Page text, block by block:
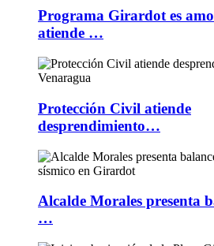
Programa Girardot es
atiende …
Protección Civil atiende
desprendimiento…
Alcalde Morales presenta
…